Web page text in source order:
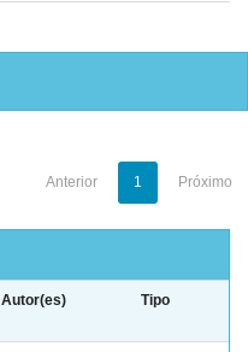
Anterior 1 Próximo
Autor(es) Tipo